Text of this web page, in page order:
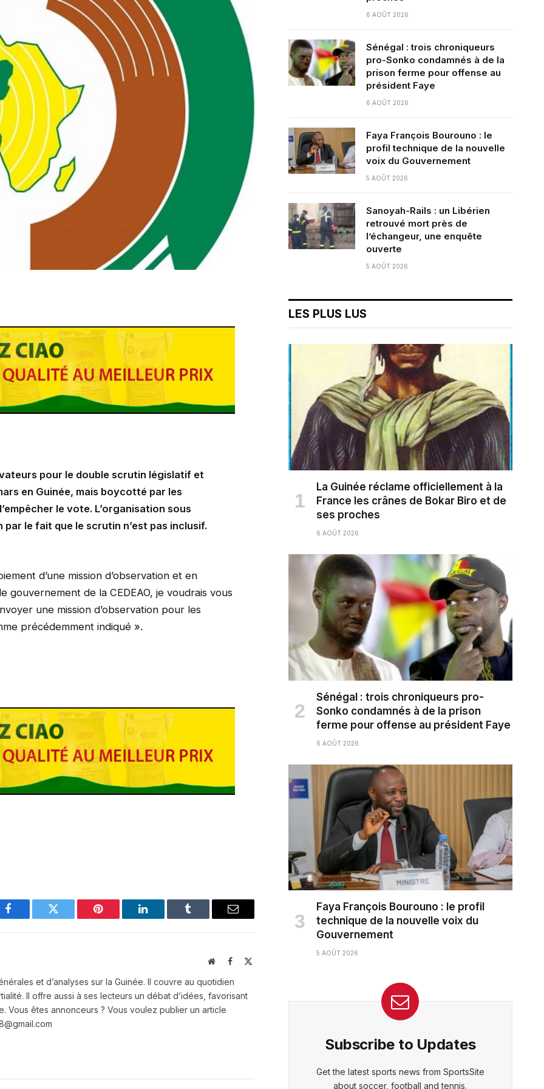
pour le double scrutin législatif et
en Guinée, mais boycotté par les
le vote. L’organisation sous
le fait que le scrutin n’est pas inclusif.
d’une mission d’observation et en
gouvernement de la CEDEAO, je voudrais vous
une mission d’observation pour les
précédemment indiqué ».
Facebook Twitter Pinterest LinkedIn Tumblr Email
WebsiteFacebook
X
et d’analyses sur la Guinée. Il couvre au quotidien
Il offre aussi à ses lecteurs un débat d’idées, favorisant
Vous êtes annonceurs ? Vous voulez publier un article
6 AOÛT 2026
Sénégal : trois chroniqueurs
pro-Sonko condamnés à de la
prison ferme pour offense au
président Faye
6 AOÛT 2026
Faya François Bourouno : le
profil technique de la nouvelle
voix du Gouvernement
5 AOÛT 2026
Sanoyah-Rails : un Libérien
retrouvé mort près de
l’échangeur, une enquête
ouverte
5 AOÛT 2026
LES PLUS LUS
La Guinée réclame officiellement à la
France les crânes de Bokar Biro et de
ses proches
6 AOÛT 2026
Sénégal : trois chroniqueurs pro-
Sonko condamnés à de la prison
ferme pour offense au président Faye
6 AOÛT 2026
Faya François Bourouno : le profil
technique de la nouvelle voix du
Gouvernement
5 AOÛT 2026
Subscribe to Updates
Get the latest sports news from SportsSite
about soccer, football and tennis.